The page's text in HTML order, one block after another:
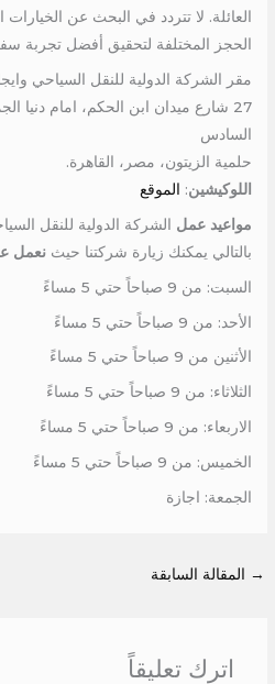
العائلة. لا تتردد في البحث عن
الحجز المختلفة لتحقيق أفضل تجربة
مقر الشركة الدولية للنقل السياحي
27 شارع ميدان ابن الحكم، امام دنيا
السادس
حلمية الزيتون، مصر، القاهرة.
اللوكيشين: الموقع
مواعيد عمل الشركة الدولية للنقل
بالتالي يمكنك زيارة شركتنا حيثنعمل
السبت: من 9 صباحاً حتي 5 مساءً
الأحد: من 9 صباحاً حتي 5 مساءً
الأثنين من 9 صباحاً حتي 5 مساءً
الثلاثاء: من 9 صباحاً حتي 5 مساءً
الاربعاء: من 9 صباحاً حتي 5 مساءً
الخميس: من 9 صباحاً حتي 5 مساءً
الجمعة: اجازة
→ المقالة السابقة
اترك تعليقاً